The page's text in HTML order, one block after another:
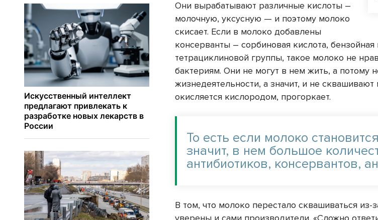
Они вырабатывают различные кислоты –
молочную, уксусную — и поэтому молоко
скисает. Если в молоко добавлены
консерванты – сорбиновая кислота, бензойная
тетрациклиновой группы, такое молоко не
бактериям. Они не могут в нем жить, а потому
жизнедеятельности, а значит, и не
окисляется кислородом, прогоркает.
То есть если молоко
значит, в нем большое
антибиотиков, консервантов,
В том, что молоко перестало сквашиваться из-